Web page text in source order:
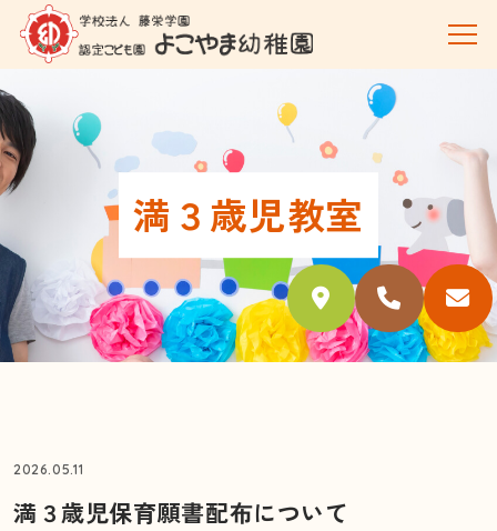
満３歳児教室
2026.05.11
満３歳児保育願書配布について